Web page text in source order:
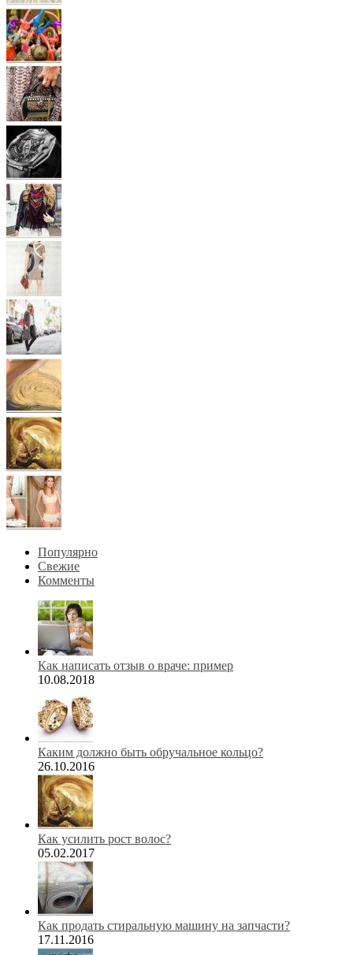
Популярно
Свежие
Комменты
Как написать отзыв о враче: пример
10.08.2018
Каким должно быть обручальное кольцо?
26.10.2016
Как усилить рост волос?
05.02.2017
Как продать стиральную машину на запчасти?
17.11.2016